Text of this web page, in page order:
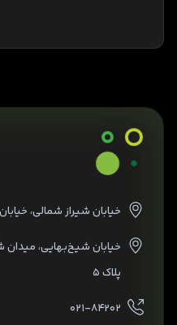
خیابان شیراز شمالی،
خیابان شیخ‌بهایی، میدان
پلاک ۵
۰۲۱-۸۴۲۰۲